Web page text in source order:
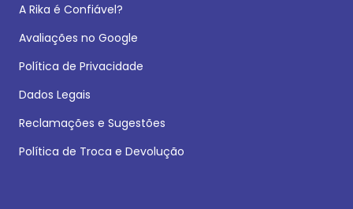
A Rika é Confiável?
Avaliações no Google
Política de Privacidade
Dados Legais
Reclamações e Sugestões
Política de Troca e Devolução